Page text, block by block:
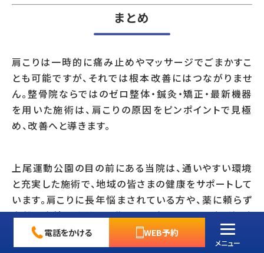
まとめ
肩こりは一時的に痛み止めやマッサージでごまかすこ
とも可能ですが、それでは根本改善にはつながりませ
ん。整骨院ならではのゼロ整体・鍼灸・矯正・最新機器
を用いた施術は、肩こりの原因をピンポイントで見極
め、改善へと導きます。
上尾運動公園の目の前にある当院は、通いやすい環境
と充実した施術で、地域の皆さまの健康をサポートして
います。肩こりに長年悩まされている方や、薬に頼らず
自然な方法で改善を目指したい方は、ぜひ一度ご相談
ください。電話をかける WEB予約
メニュー